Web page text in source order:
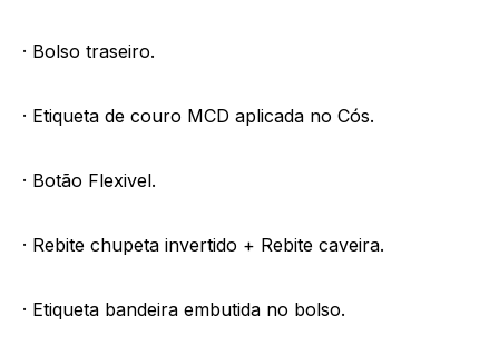
· Bolso traseiro.
· Etiqueta de couro MCD aplicada no Cós.
· Botão Flexivel.
· Rebite chupeta invertido + Rebite caveira.
· Etiqueta bandeira embutida no bolso.